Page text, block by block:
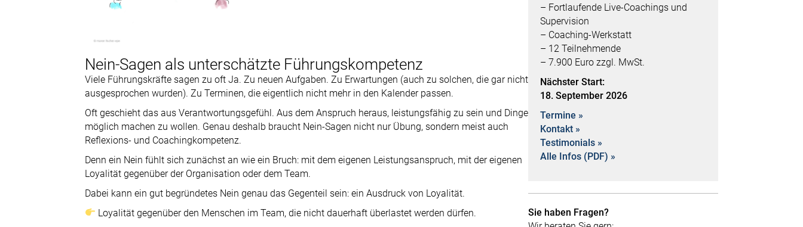
Nein-Sagen als unterschätzte Führungskompetenz
Viele Führungskräfte sagen zu oft Ja. Zu neuen Aufgaben. Zu Erwartungen (auch zu solchen, die gar nicht
ausgesprochen wurden). Zu Terminen, die eigentlich nicht mehr in den Kalender passen.
Oft geschieht das aus Verantwortungsgefühl. Aus dem Anspruch heraus, leistungsfähig zu sein und Dinge
möglich machen zu wollen. Genau deshalb braucht Nein-Sagen nicht nur Übung, sondern meist auch
Reflexions- und Coachingkompetenz.
Denn ein Nein fühlt sich zunächst an wie ein Bruch: mit dem eigenen Leistungsanspruch, mit der eigenen
Loyalität gegenüber der Organisation oder dem Team.
Dabei kann ein gut begründetes Nein genau das Gegenteil sein: ein Ausdruck von Loyalität.
Loyalität gegenüber den Menschen im Team, die nicht dauerhaft überlastet werden dürfen.
– Fortlaufende Live-Coachings und
Supervision
– Coaching-Werkstatt
– 12 Teilnehmende
– 7.900 Euro zzgl. MwSt.
Nächster Start:
18. September 2026
Termine »
Kontakt »
Testimonials »
Alle Infos (PDF) »
Sie haben Fragen?